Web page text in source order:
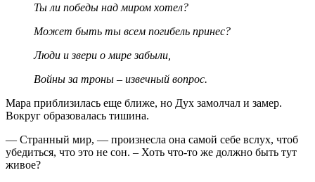
Ты ли победы над миром хотел?
Может быть ты всем погибель принес?
Люди и звери о мире забыли,
Войны за троны – извечный вопрос.
Мара приблизилась еще ближе, но Дух замолчал и замер.
Вокруг образовалась тишина.
— Странный мир, — произнесла она самой себе вслух, чтоб
убедиться, что это не сон. – Хоть что-то же должно быть тут
живое?